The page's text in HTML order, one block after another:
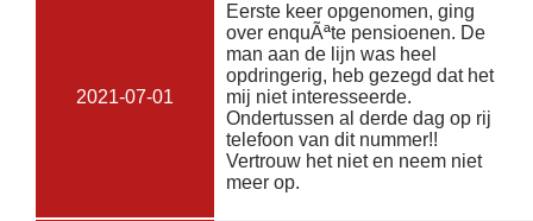
2021-07-01
Eerste keer opgenomen, ging
over enquÃªte pensioenen. De
man aan de lijn was heel
opdringerig, heb gezegd dat het
mij niet interesseerde.
Ondertussen al derde dag op rij
telefoon van dit nummer!!
Vertrouw het niet en neem niet
meer op.